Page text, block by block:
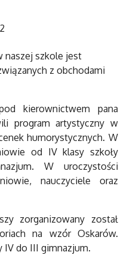
2
naszej szkole jest
z obchodami
kierownictwem pana
program artystyczny w
humorystycznych. W
od IV klasy szkoły
W uroczystości
nauczyciele oraz
zorganizowany został
na wzór Oskarów.
IV do III gimnazjum.